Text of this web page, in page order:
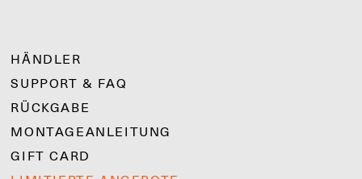
HÄNDLER
SUPPORT & FAQ
RÜCKGABE
MONTAGEANLEITUNG
GIFT CARD